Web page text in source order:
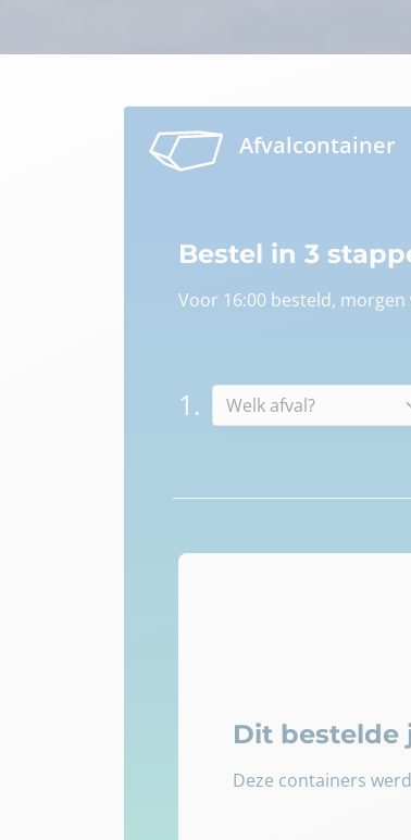
Afvalcontainer
Bestel in 3
Voor 16:00 besteld,
1.
Dit bestelde
Deze containers